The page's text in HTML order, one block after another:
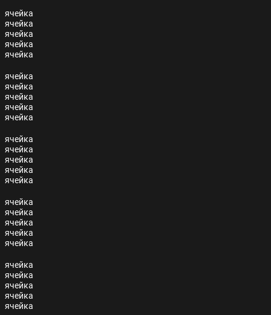
ячейка
ячейка
ячейка
ячейка
ячейка
ячейка
ячейка
ячейка
ячейка
ячейка
ячейка
ячейка
ячейка
ячейка
ячейка
ячейка
ячейка
ячейка
ячейка
ячейка
ячейка
ячейка
ячейка
ячейка
ячейка